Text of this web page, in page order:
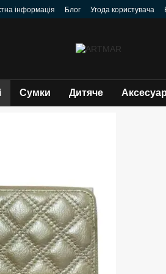
інформація Блог Угода користувача
Сумки Дитяче